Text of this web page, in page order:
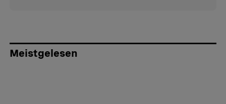
Meistgelesen